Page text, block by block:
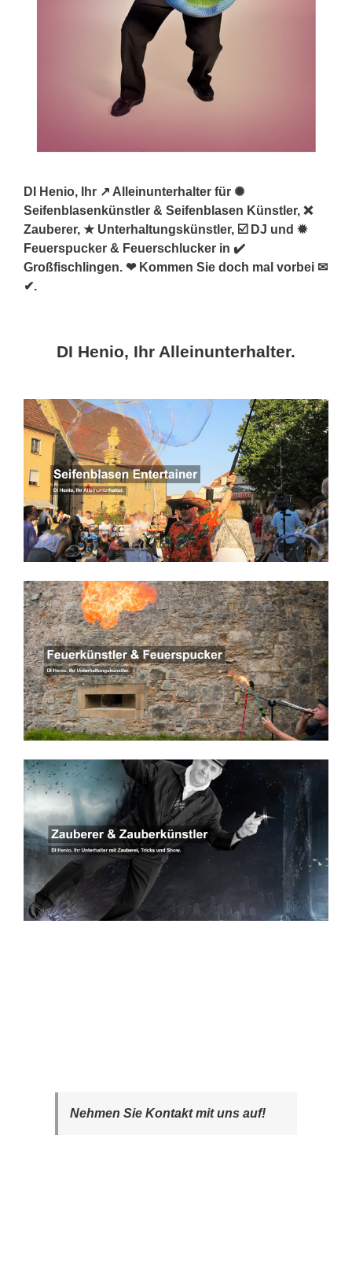
DI Henio, Ihr ↗️ Alleinunterhalter für ✺
Seifenblasenkünstler & Seifenblasen Künstler, ❌
Zauberer, ★ Unterhaltungskünstler, ☑️ DJ und ✹
Feuerspucker & Feuerschlucker in ✔️
Großfischlingen. ❤ Kommen Sie doch mal vorbei ✉
✔.
DI Henio, Ihr Alleinunterhalter.
Nehmen Sie Kontakt mit uns auf!